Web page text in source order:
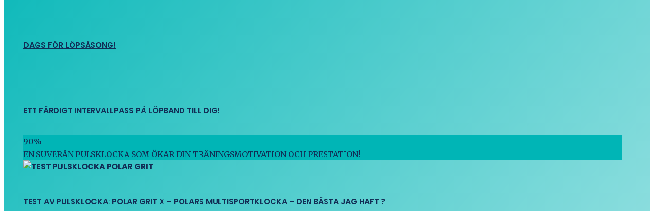
DAGS FÖR LÖPSÄSONG!
ETT FÄRDIGT INTERVALLPASS PÅ LÖPBAND TILL DIG!
90%
EN SUVERÄN PULSKLOCKA SOM ÖKAR DIN TRÄNINGSMOTIVATION OCH PRESTATION!
TEST AV PULSKLOCKA: POLAR GRIT X – POLARS MULTISPORTKLOCKA – DEN BÄSTA JAG HAFT ?